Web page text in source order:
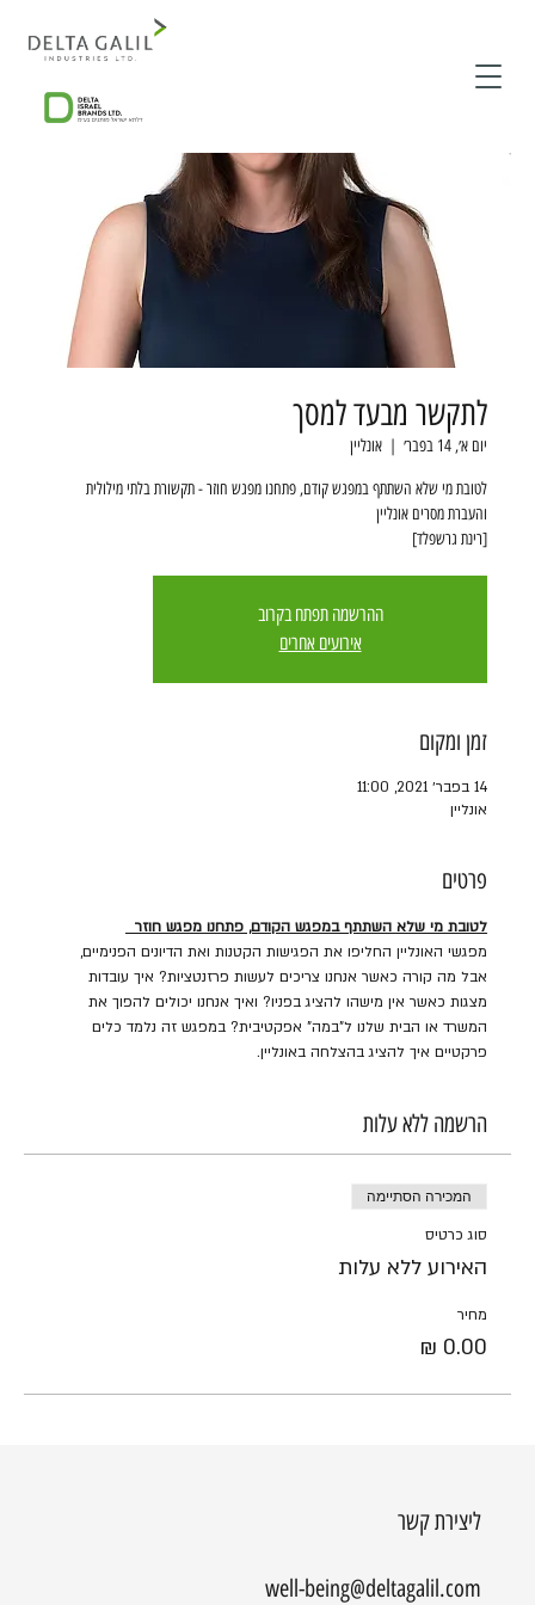
לתקשר מבעד למסך
יום א׳, 14 בפבר׳
  |
אונליין
לטובת מי שלא השתתף במפגש קודם, פתחנו מפגש חוזר - תקשורת בלתי מילולית
[רינת גרשפלד]
ההרשמה תפתח בקרוב
אירועים אחרים
זמן ומקום
14 בפבר׳ 2021, 11:00
אונליין
פרטים
לטובת מי שלא השתתף במפגש הקודם, פתחנו מפגש חוזר
מפגשי האונליין החליפו את הפגישות הקטנות ואת הדיונים הפנימיים,
אבל מה קורה כאשר אנחנו צריכים לעשות פרזנטציות? איך עובדות
מצגות כאשר אין מישהו להציג בפניו? ואיך אנחנו יכולים להפוך את
המשרד או הבית שלנו ל"במה" אפקטיבית? במפגש זה נלמד כלים
פרקטיים איך להציג בהצלחה באונליין.
הרשמה ללא עלות
המכירה הסתיימה
סוג כרטיס
האירוע ללא עלות
מחיר
ליצירת קשר
well-being@deltagalil.com